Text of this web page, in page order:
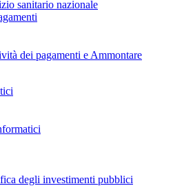
sanitario nazionale
dei pagamenti e Ammontare
degli investimenti pubblici